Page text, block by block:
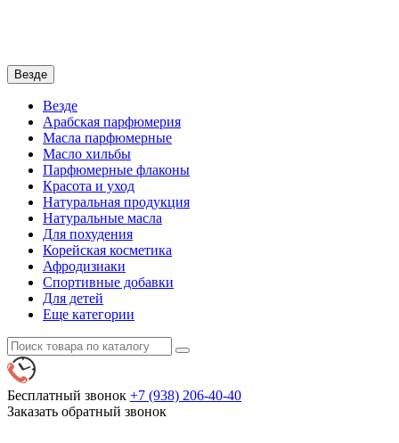
Везде
Везде
Арабская парфюмерия
Масла парфюмерные
Масло хильбы
Парфюмерные флаконы
Красота и уход
Натуральная продукция
Натуральные масла
Для похудения
Корейская косметика
Афродизиаки
Спортивные добавки
Для детей
Еще категории
Бесплатный звонок +7 (938) 206-40-40
Заказать обратный звонок